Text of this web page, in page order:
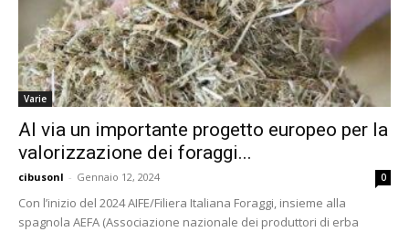
Varie
Al via un importante progetto europeo per la
valorizzazione dei foraggi...
cibusonl - Gennaio 12, 2024 0
Con l’inizio del 2024 AIFE/Filiera Italiana Foraggi, insieme alla
spagnola AEFA (Associazione nazionale dei produttori di erba